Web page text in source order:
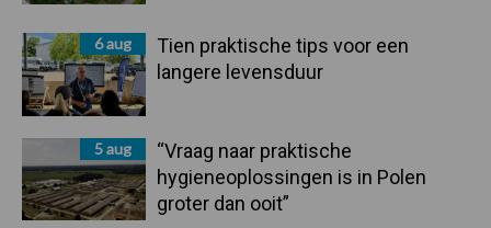
6 aug
Tien praktische tips voor een
langere levensduur
5 aug
“Vraag naar praktische
hygieneoplossingen is in Polen
groter dan ooit”